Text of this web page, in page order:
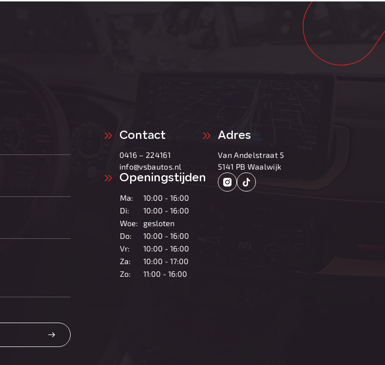
Contact
0416 – 224161
info@vsbautos.nl
Adres
Van Andelstraat 5
5141 PB Waalwijk
Openingstijden
Ma:
10:00 - 16:00
Di:
10:00 - 16:00
Woe:
gesloten
Do:
10:00 - 16:00
Vr:
10:00 - 16:00
Za:
10:00 - 17:00
Zo:
11:00 - 16:00